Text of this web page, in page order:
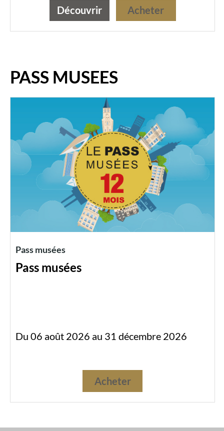
Découvrir Acheter
PASS MUSEES
Pass musées
Pass musées
Du 06 août 2026 au 31 décembre 2026
Acheter